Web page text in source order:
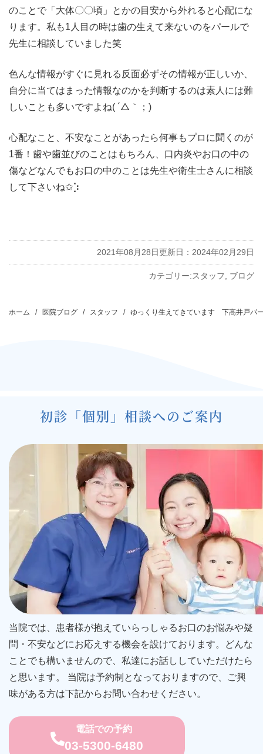
のことで「大体〇〇頃」とかの目安から外れると心配にな
ります。私も1人目の時は歯の生えて来ないのをパールで
先生に相談していました笑
色んな情報がすぐに見れる反面必ずその情報が正しいか、
自分に当てはまった情報なのかを判断するのは素人には難
しいことも多いですよね( ´△︎｀；)
心配なこと、不安なことがあったら何事もプロに聞くのが
1番！歯や歯並びのことはもちろん、口内炎やお口の中の
傷などなんでもお口の中のことは先生や衛生士さんに相談
して下さいね✩︎⡱
2021年08月28日更新日：2024年02月29日
カテゴリー:スタッフ ブログ
稿
ホーム 医院ブログ スタッフ ゆっくり生えてきています 下高井戸パ
初診「個別」相談へのご案内
当院では、患者様が抱えていらっしゃるお口のお悩みや疑
問・不安などにお応えする機会を設けております。どんな
ことでも構いませんので、私達にお話ししていただけたら
と思います。 当院は予約制となっておりますので、ご興
味がある方は下記からお問い合わせください。
電話での予約
03-5300-6480